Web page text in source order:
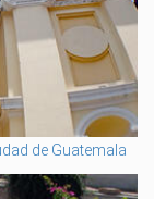
de Guatemala